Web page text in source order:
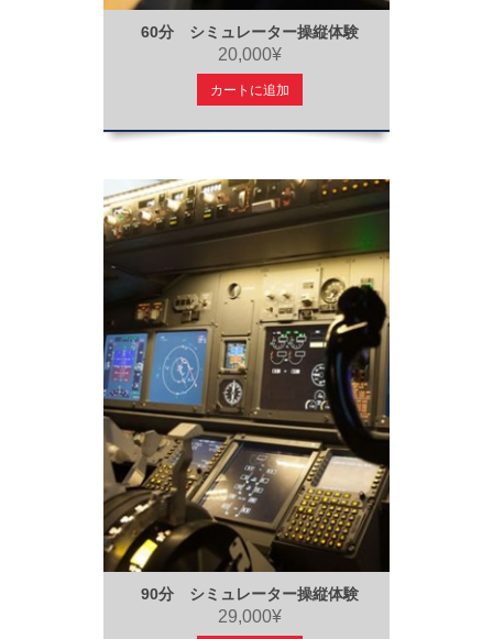
60分 シミュレーター操縦体験
20,000¥
カートに追加
90分 シミュレーター操縦体験
29,000¥